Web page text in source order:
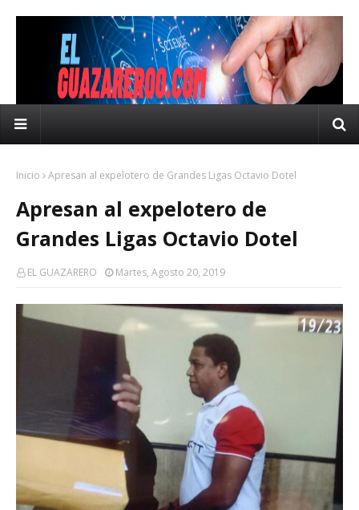
Inicio Apresan al expelotero de Grandes Ligas Octavio Dotel
Apresan al expelotero de
Grandes Ligas Octavio Dotel
EL GUAZARERO Martes, Agosto 20, 2019